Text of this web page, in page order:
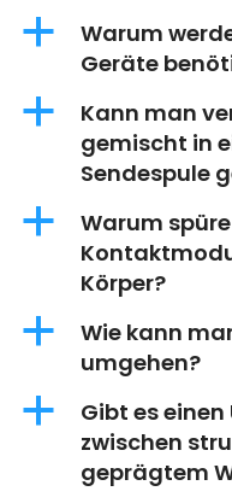
a
Warum
Geräte
a
Kann man
gemischt in
Sendespule
a
Warum
Körper?
a
Wie kann
umgehen?
a
Gibt es
zwischen
geprägtem